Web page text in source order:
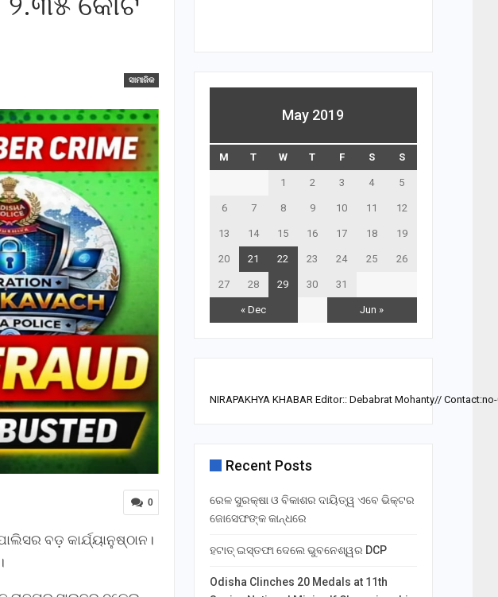
ସାମାଜିକ
0
ବଡ଼ କାର୍ଯ୍ୟାନୁଷ୍ଠାନ।
May 2019
M T W T F S S
« Dec Jun »
1 2 3 4 5
6 7 8 9 10 11 12
13 14 15 16 17 18 19
20 21 22 23 24 25 26
27 28 29 30 31
NIRAPAKHYA KHABAR Editor:: Debabrat Mohanty//
Recent Posts
ରେଳ ସୁରକ୍ଷା ଓ ବିକାଶର ଦାୟିତ୍ୱ ଏବେ ଭିକ୍ଟର
ଜୋସେଫଙ୍କ କାନ୍ଧରେ
ହଟାତ୍ ଇସ୍ତଫା ଦେଲେ ଭୁବନେଶ୍ୱର DCP
Odisha Clinches 20 Medals at 11th